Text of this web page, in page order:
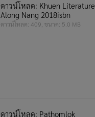
ดาวน์โหลด: Khuen Literature
Along Nang 2018isbn
ดาวน์โหลด: 409, ขนาด: 5.0 MB
ดาวน์โหลด: Pathomlok